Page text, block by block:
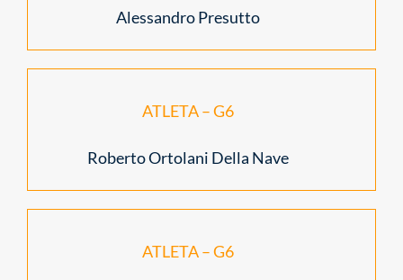
Alessandro Presutto
ATLETA – G6
Roberto Ortolani Della Nave
ATLETA – G6